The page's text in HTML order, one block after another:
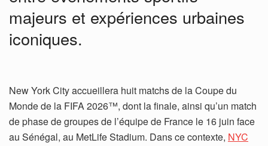
majeurs et expériences urbaines
iconiques.
New York City accueillera huit matchs de la Coupe du
Monde de la FIFA 2026™, dont la finale, ainsi qu’un match
de phase de groupes de l’équipe de France le 16 juin face
au Sénégal, au MetLife Stadium. Dans ce contexte, NYC